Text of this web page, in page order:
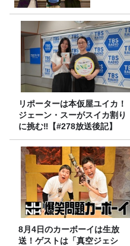
リポーターは本仮屋ユイカ！
ジェーン・スーがスイカ割り
に挑む‼【#278放送後記】
8月4日のカーボーイは生放
送！ゲストは「真空ジェシ